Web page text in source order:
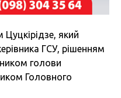
Цуцкірідзе, який
ГСУ, рішенням
голови
Головного